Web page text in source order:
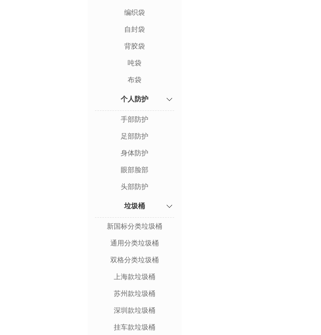
编织袋
自封袋
背胶袋
吨袋
布袋
个人防护
手部防护
足部防护
身体防护
眼部脸部
头部防护
垃圾桶
新国标分类垃圾桶
通用分类垃圾桶
双格分类垃圾桶
上海款垃圾桶
苏州款垃圾桶
深圳款垃圾桶
挂车款垃圾桶